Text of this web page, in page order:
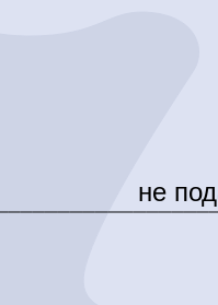
не